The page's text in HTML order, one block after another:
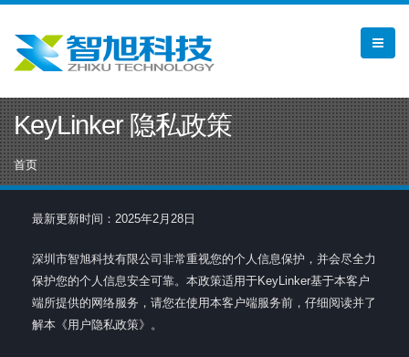
KeyLinker 隐私政策
首页
最新更新时间：2025年2月28日
深圳市智旭科技有限公司非常重视您的个人信息保护，并会尽全力
保护您的个人信息安全可靠。本政策适用于KeyLinker基于本客户
端所提供的网络服务，请您在使用本客户端服务前，仔细阅读并了
解本《用户隐私政策》。